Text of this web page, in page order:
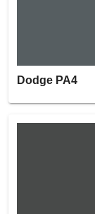
Dodge PA4